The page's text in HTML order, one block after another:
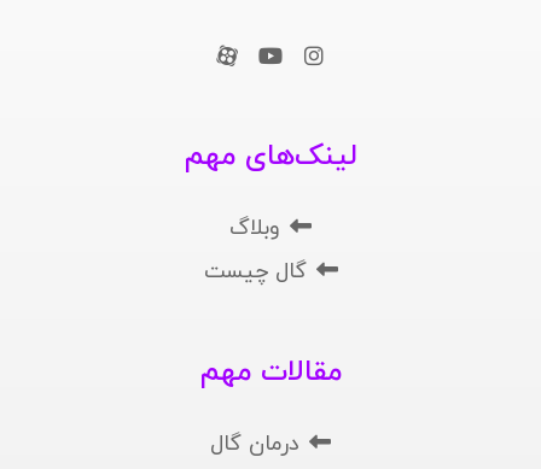
لینک‌های مهم
وبلاگ
گال چیست
مقالات مهم
درمان گال